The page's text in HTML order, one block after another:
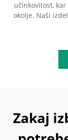
učinkovitost,
okolje. Naši
Zakaj